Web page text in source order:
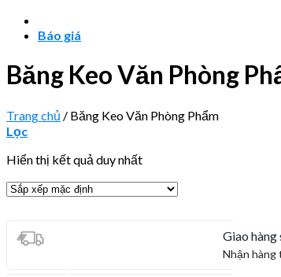
Báo giá
Băng Keo Văn Phòng
Trang chủ / Băng Keo Văn Phòng Phẩm
Lọc
Hiển thị kết quả duy nhất
Giao hàng
Nhận hàng